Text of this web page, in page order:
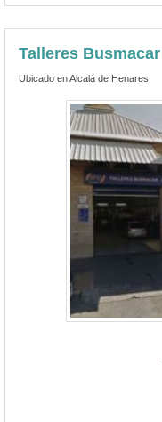
Talleres Busmacar
Ubicado en Alcalá de Henares